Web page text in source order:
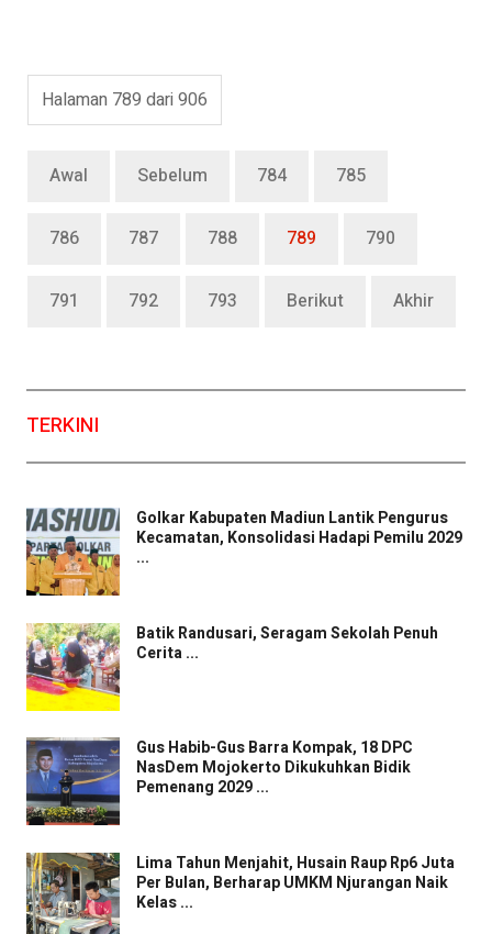
Halaman 789 dari 906
Awal Sebelum 784 785
786 787 788 789 790
791 792 793 Berikut Akhir
TERKINI
Golkar Kabupaten Madiun Lantik Pengurus
Kecamatan, Konsolidasi Hadapi Pemilu 2029
...
Batik Randusari, Seragam Sekolah Penuh
Cerita ...
Gus Habib-Gus Barra Kompak, 18 DPC
NasDem Mojokerto Dikukuhkan Bidik
Pemenang 2029 ...
Lima Tahun Menjahit, Husain Raup Rp6 Juta
Per Bulan, Berharap UMKM Njurangan Naik
Kelas ...